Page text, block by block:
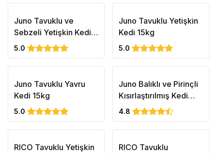
Juno Tavuklu ve
Sebzeli Yetişkin Kedi
15kg
5.0
Juno Tavuklu Yetişkin
Kedi 15kg
5.0
Juno Tavuklu Yavru
Kedi 15kg
5.0
Juno Balıklı ve Pirinçli
Kısırlaştırılmış Kedi
15kg
4.8
RICO Tavuklu Yetişkin
RICO Tavuklu